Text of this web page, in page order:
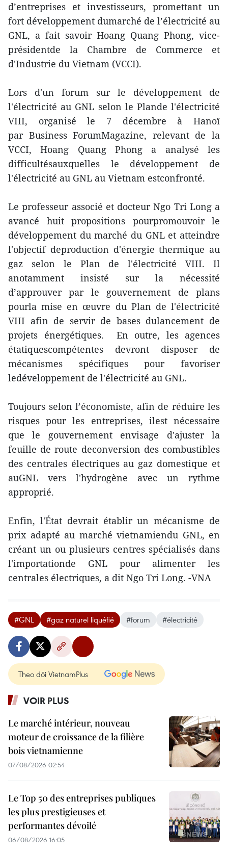
d’entreprises et investisseurs, promettant un
fort développement dumarché de l’électricité au
GNL, a fait savoir Hoang Quang Phong, vice-
présidentde la Chambre de Commerce et
d'Industrie du Vietnam (VCCI).
Lors d'un forum sur le développement de
l'électricité au GNL selon le Plande l'électricité
VIII, organisé le 7 décembre à Hanoï
par Business ForumMagazine, relevant de la
VCCI, Hoang Quang Phong a analysé les
difficultésauxquelles le développement de
l'électricité au GNL au Vietnam estconfronté.
Le professeur associé et docteur Ngo Tri Long a
avancé huit propositions pourpromouvoir le
développement du marché du GNL et atteindre
l'objectif deproduction d'énergie thermique au
gaz selon le Plan de l'électricité VIII. Il
anotamment insisté sur la nécessité
d’approuver par le gouvernement de plans
pourla mise en œuvre du Plan de l'électricité
VIII afin de servir de bases dulancement de
projets énergétiques. En outre, les agences
étatiquescompétentes devront disposer de
mécanismes spécifiques pour favoriser
ledéveloppement de l'électricité au GNL.
Toujours selon l’économiste, afin de réduire les
risques pour les entreprises, ilest nécessaire
que le gouvernement envisage d'ajuster la
feuille de route deconversion des combustibles
des centrales électriques au gaz domestique et
auGNL vers l'hydrogène avec un rythme
approprié.
Enfin, l'État devrait établir un mécanisme de
prix adapté au marché vietnamiendu GNL, en
créant un ou plusieurs centres spécialisés dans
l'importationde GNL pour alimenter les
centrales électriques, a dit Ngo Tri Long. -VNA
#GNL #gaz naturel liquéfié #forum #électricité
Theo dõi VietnamPlus
VOIR PLUS
Le marché intérieur, nouveau
moteur de croissance de la filière
bois vietnamienne
07/08/2026 02:54
Le Top 50 des entreprises publiques
les plus prestigieuses et
performantes dévoilé
06/08/2026 16:05